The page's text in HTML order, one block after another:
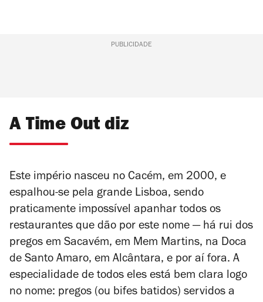
PUBLICIDADE
A Time Out diz
Este império nasceu no Cacém, em 2000, e
espalhou-se pela grande Lisboa, sendo
praticamente impossível apanhar todos os
restaurantes que dão por este nome — há rui dos
pregos em Sacavém, em Mem Martins, na Doca
de Santo Amaro, em Alcântara, e por aí fora. A
especialidade de todos eles está bem clara logo
no nome: pregos (ou bifes batidos) servidos a